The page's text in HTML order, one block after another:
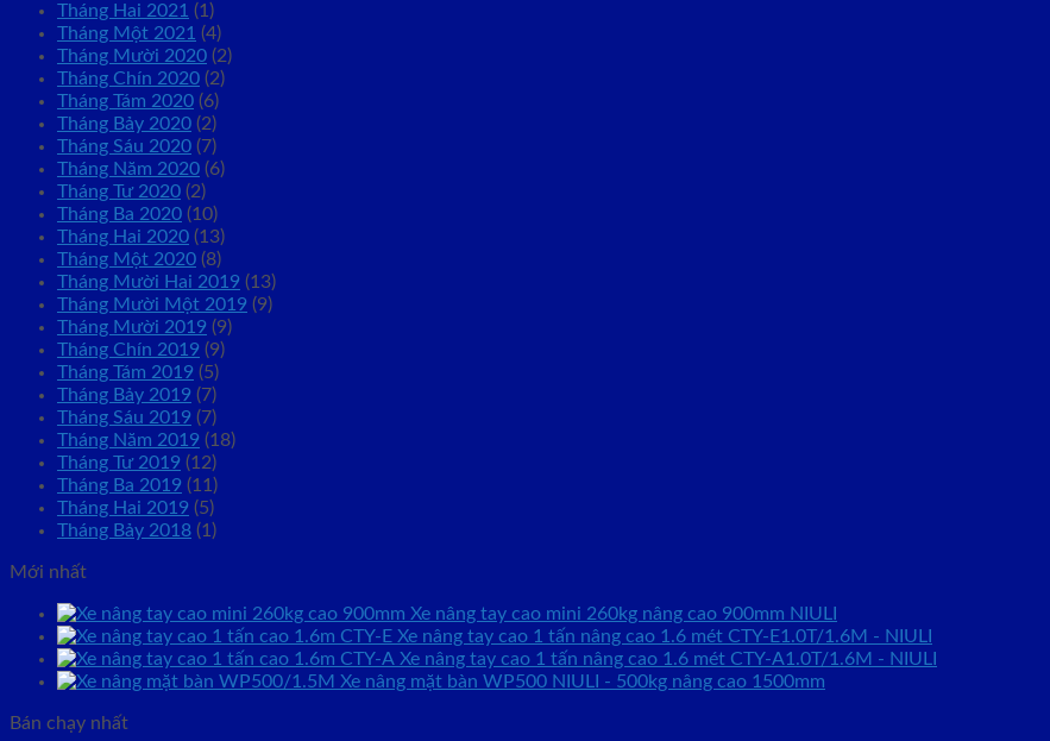
Tháng Hai 2021 (1)
Tháng Một 2021 (4)
Tháng Mười 2020 (2)
Tháng Chín 2020 (2)
Tháng Tám 2020 (6)
Tháng Bảy 2020 (2)
Tháng Sáu 2020 (7)
Tháng Năm 2020 (6)
Tháng Tư 2020 (2)
Tháng Ba 2020 (10)
Tháng Hai 2020 (13)
Tháng Một 2020 (8)
Tháng Mười Hai 2019 (13)
Tháng Mười Một 2019 (9)
Tháng Mười 2019 (9)
Tháng Chín 2019 (9)
Tháng Tám 2019 (5)
Tháng Bảy 2019 (7)
Tháng Sáu 2019 (7)
Tháng Năm 2019 (18)
Tháng Tư 2019 (12)
Tháng Ba 2019 (11)
Tháng Hai 2019 (5)
Tháng Bảy 2018 (1)
Mới nhất
Xe nâng tay cao mini 260kg nâng cao 900mm NIULI
Xe nâng tay cao 1 tấn nâng cao 1.6 mét CTY-E1.0T/1.6M - NIULI
Xe nâng tay cao 1 tấn nâng cao 1.6 mét CTY-A1.0T/1.6M - NIULI
Xe nâng mặt bàn WP500 NIULI - 500kg nâng cao 1500mm
Bán chạy nhất